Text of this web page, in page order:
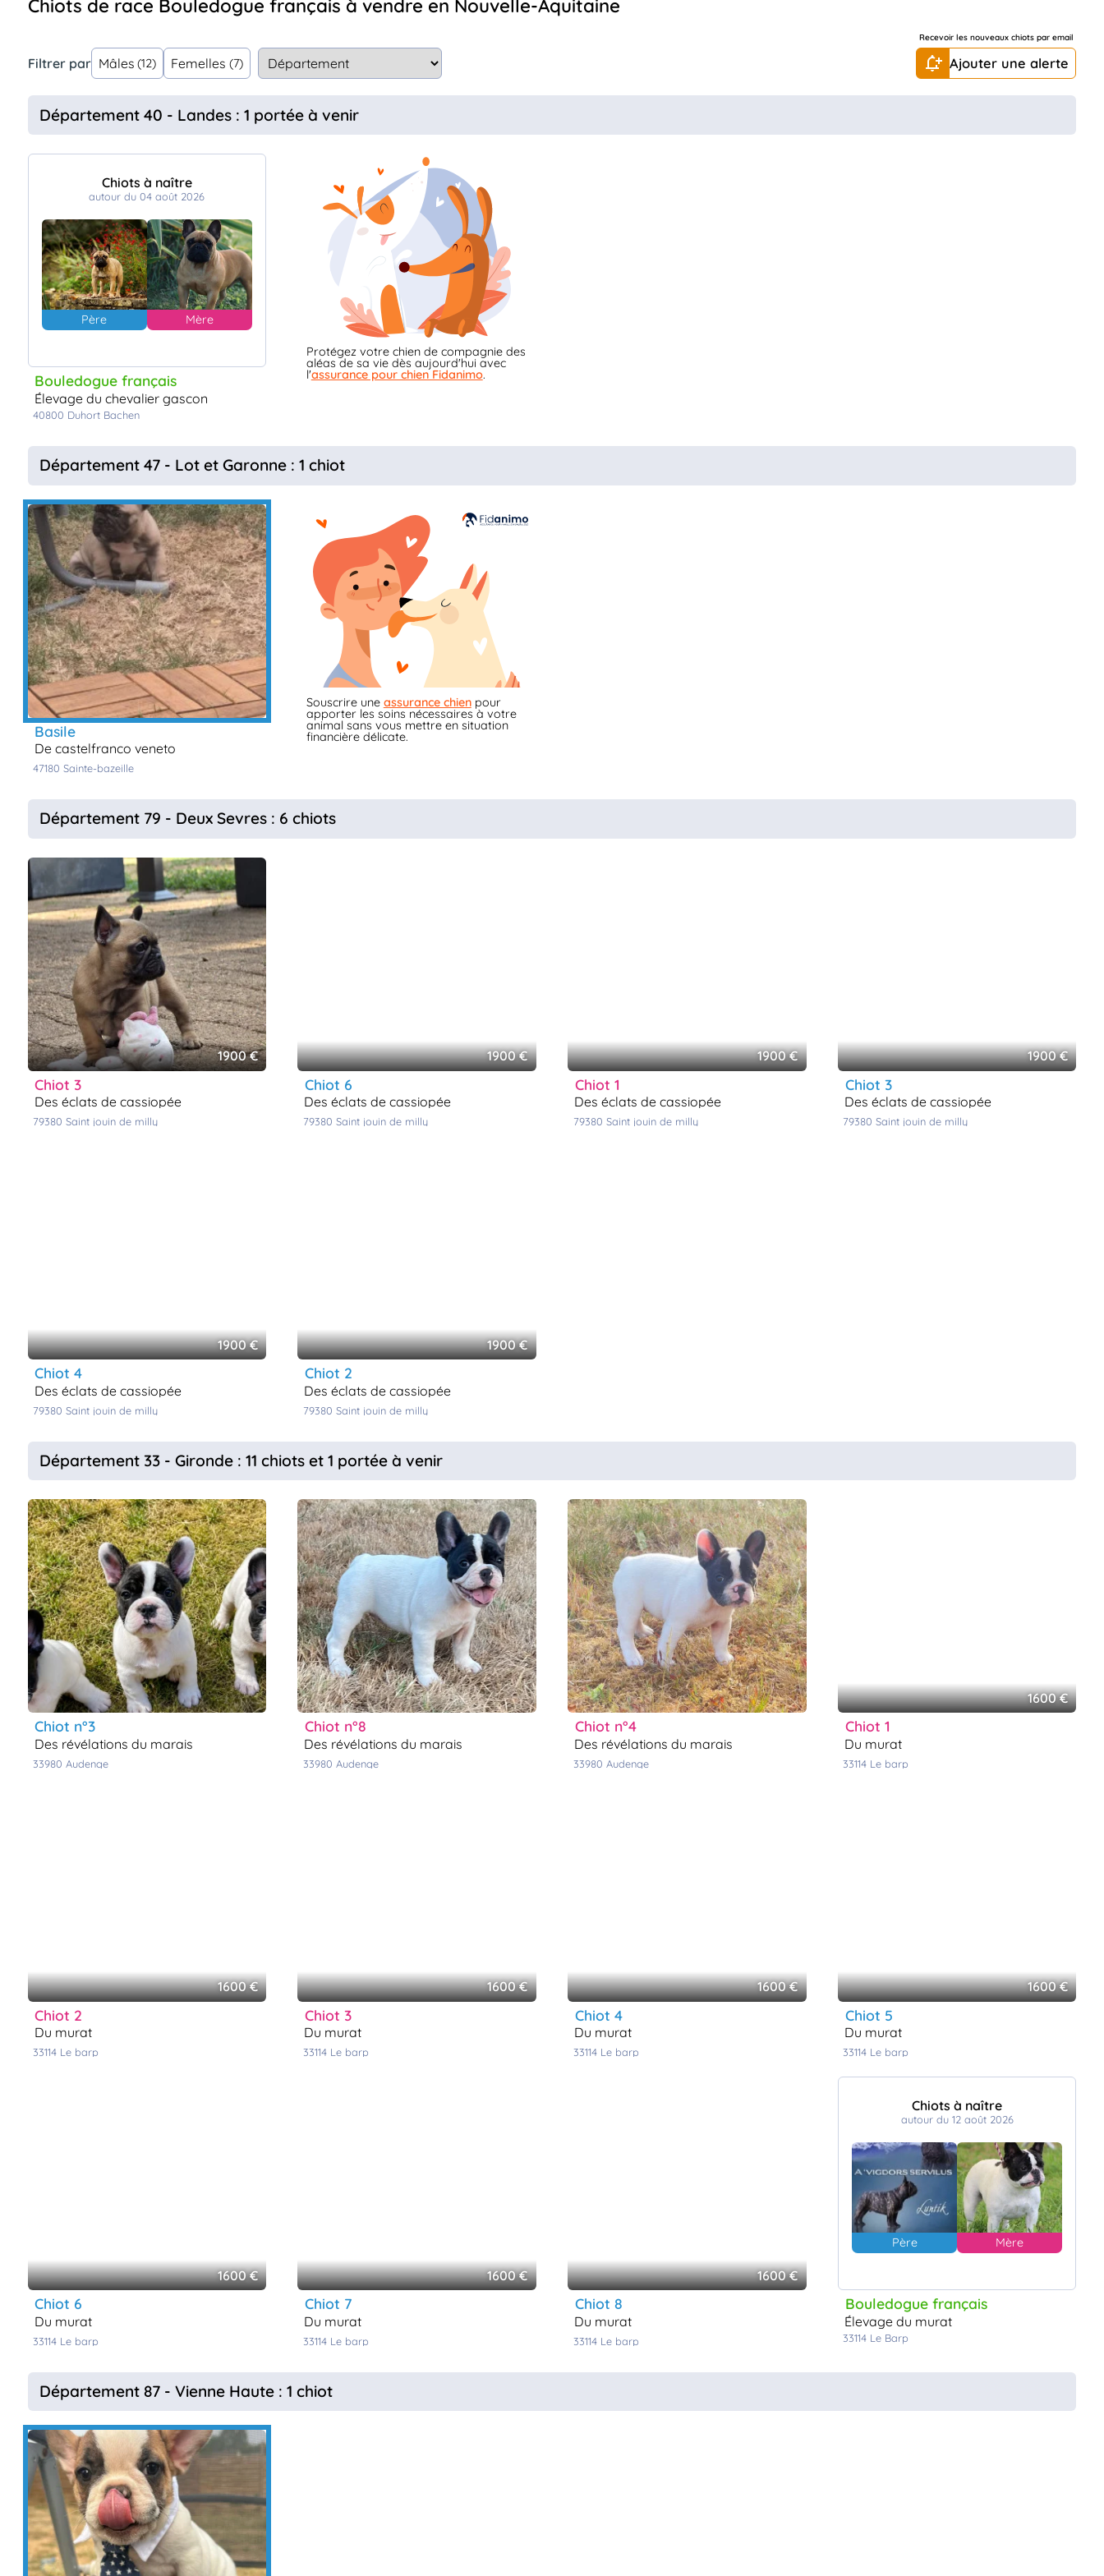
Assurances
Connexion
Chiots de race Bouledogue français à vendre en Nouvelle-Aquitaine
Filtrer par Mâles (12) Femelles (7)
Recevoir les nouveaux chiots par email
Ajouter une alerte
Département 40 - Landes : 1 portée à venir
Chiots à naître
autour du 04 août 2026
Père Mère
Bouledogue français
élevage du chevalier gascon
40800 Duhort Bachen
Protégez votre chien de compagnie des
aléas de sa vie dès aujourd'hui avec
l'assurance pour chien Fidanimo.
Département 47 - Lot et Garonne : 1 chiot
basile
de castelfranco veneto
47180 sainte-bazeille
Souscrire une assurance chienpour
apporter les soins nécessaires à votre
animal sans vous mettre en situation
financière délicate.
Département 79 - Deux Sevres : 6 chiots
1900 €
chiot 3
des éclats de cassiopée
79380 saint jouin de milly
1900 €
chiot 6
des éclats de cassiopée
79380 saint jouin de milly
1900 €
chiot 1
des éclats de cassiopée
79380 saint jouin de milly
1900 €
chiot 3
des éclats de cassiopée
79380 saint jouin de milly
1900 €
chiot 4
des éclats de cassiopée
79380 saint jouin de milly
1900 €
chiot 2
des éclats de cassiopée
79380 saint jouin de milly
Département 33 - Gironde : 11 chiots et 1 portée à venir
chiot n°3
des révélations du marais
33980 audenge
chiot n°8
des révélations du marais
33980 audenge
chiot n°4
des révélations du marais
33980 audenge
1600 €
chiot 1
du murat
33114 le barp
1600 €
chiot 2
du murat
33114 le barp
1600 €
chiot 3
du murat
33114 le barp
1600 €
chiot 4
du murat
33114 le barp
1600 €
chiot 5
du murat
33114 le barp
1600 €
chiot 6
du murat
33114 le barp
1600 €
chiot 7
du murat
33114 le barp
1600 €
chiot 8
du murat
33114 le barp
Chiots à naître
autour du 12 août 2026
Père Mère
Bouledogue français
élevage du murat
33114 Le Barp
Département 87 - Vienne Haute : 1 chiot